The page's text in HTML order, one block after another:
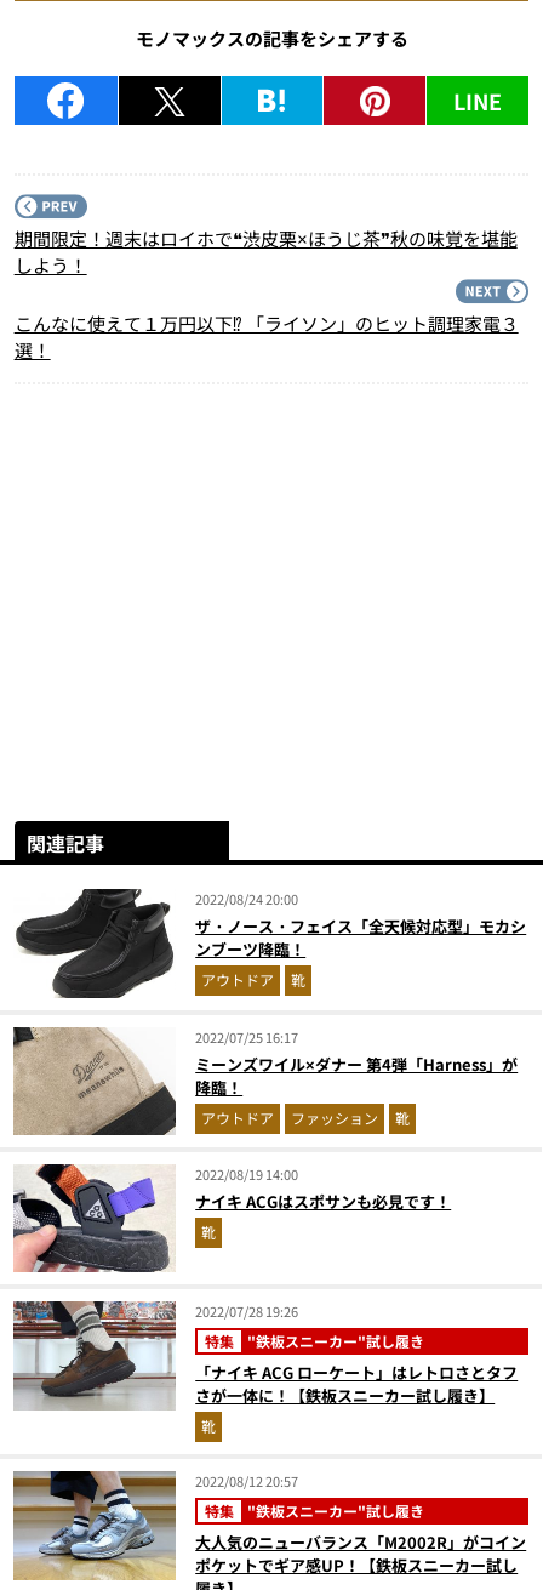
モノマックスの記事をシェアする
LINE
期間限定！週末はロイホで❝渋皮栗×ほうじ茶❞秋の味覚を堪能
しよう！
こんなに使えて１万円以下⁉ 「ライソン」のヒット調理家電３
選！
関連記事
2022/08/24 20:00
ザ・ノース・フェイス「全天候対応型」モカシ
ンブーツ降臨！
アウトドア 靴
2022/07/25 16:17
ミーンズワイル×ダナー 第4弾「Harness」が
降臨！
アウトドア ファッション 靴
2022/08/19 14:00
ナイキ ACGはスポサンも必見です！
靴
2022/07/28 19:26
特集 "鉄板スニーカー"試し履き
「ナイキ ACG ローケート」はレトロさとタフ
さが一体に！【鉄板スニーカー試し履き】
靴
2022/08/12 20:57
特集 "鉄板スニーカー"試し履き
大人気のニューバランス「M2002R」がコイン
ポケットでギア感UP！【鉄板スニーカー試し